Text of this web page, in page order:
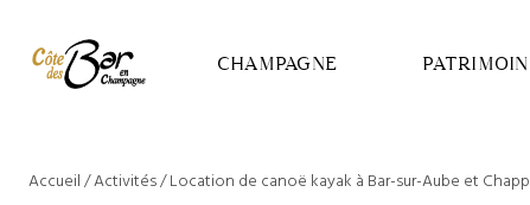
CHAMPAGNE
Accueil/Activités/Location de canoë kayak à Bar-sur-Aube et